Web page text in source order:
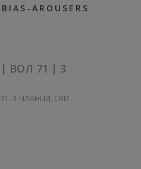
AROUSERS
ВОЛ 71 | 3
ЧЛАНЦИ, СВИ